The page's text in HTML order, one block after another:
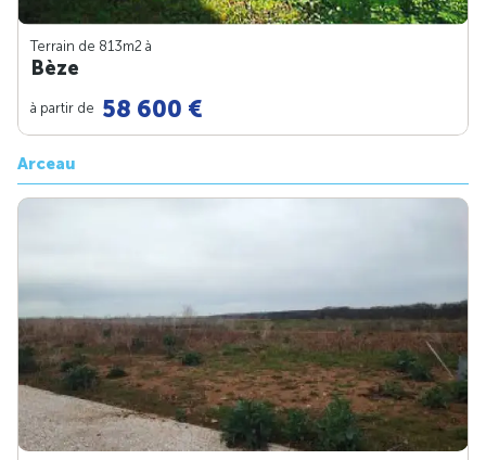
Terrain de 813m2 à
Bèze
à partir de 58 600 €
Arceau